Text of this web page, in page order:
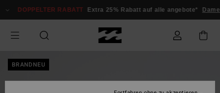
zur
springen
DOPPELTER RABATT Extra 25% Rabatt auf alle angebote* Damen
BRANDNEU